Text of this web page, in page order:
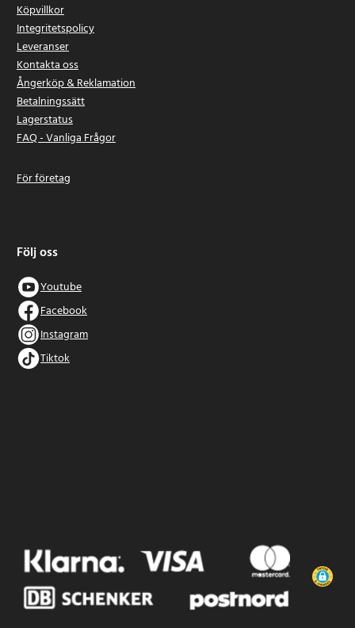
Köpvillkor
Integritetspolicy
Leveranser
Kontakta oss
Ångerköp & Reklamation
Betalningssätt
Lagerstatus
FAQ - Vanliga Frågor
För företag
Följ oss
Youtube
Facebook
Instagram
Tiktok